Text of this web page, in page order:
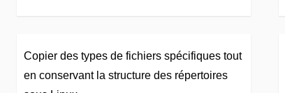
Copier des types de fichiers spécifiques tout
en conservant la structure des répertoires